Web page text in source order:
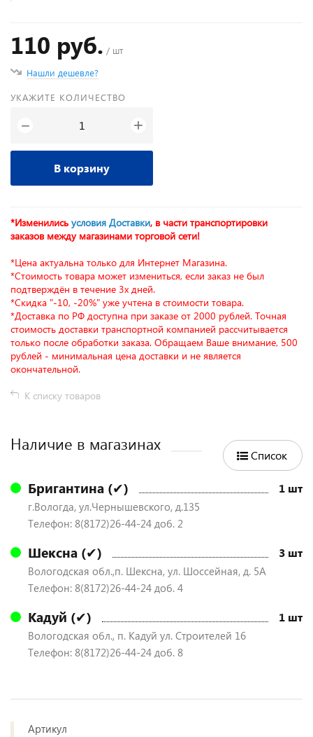
110 руб. / шт
Нашли дешевле?
УКАЖИТЕ КОЛИЧЕСТВО
− +
В корзину
*Изменились условия Доставки, в части транспортировки
заказов между магазинами торговой сети!
*Цена актуальна только для Интернет Магазина.
*Стоимость товара может измениться, если заказ не был
подтверждён в течение 3х дней.
*Скидка "-10, -20%" уже учтена в стоимости товара.
*Доставка по РФ доступна при заказе от 2000 рублей. Точная
стоимость доставки транспортной компанией рассчитывается
только после обработки заказа. Обращаем Ваше внимание, 500
рублей - минимальная цена доставки и не является
окончательной.
К списку товаров
Наличие в магазинах
Список
Бригантина (✔) 1 шт
г.Вологда, ул.Чернышевского, д.135
Телефон: 8(8172)26-44-24 доб. 2
Шексна (✔) 3 шт
Вологодская обл.,п. Шексна, ул. Шоссейная, д. 5А
Телефон: 8(8172)26-44-24 доб. 4
Кадуй (✔) 1 шт
Вологодская обл., п. Кадуй ул. Строителей 16
Телефон: 8(8172)26-44-24 доб. 8
Артикул